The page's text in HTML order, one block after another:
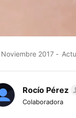
Noviembre 2017
Rocío Pérez
Colaboradora